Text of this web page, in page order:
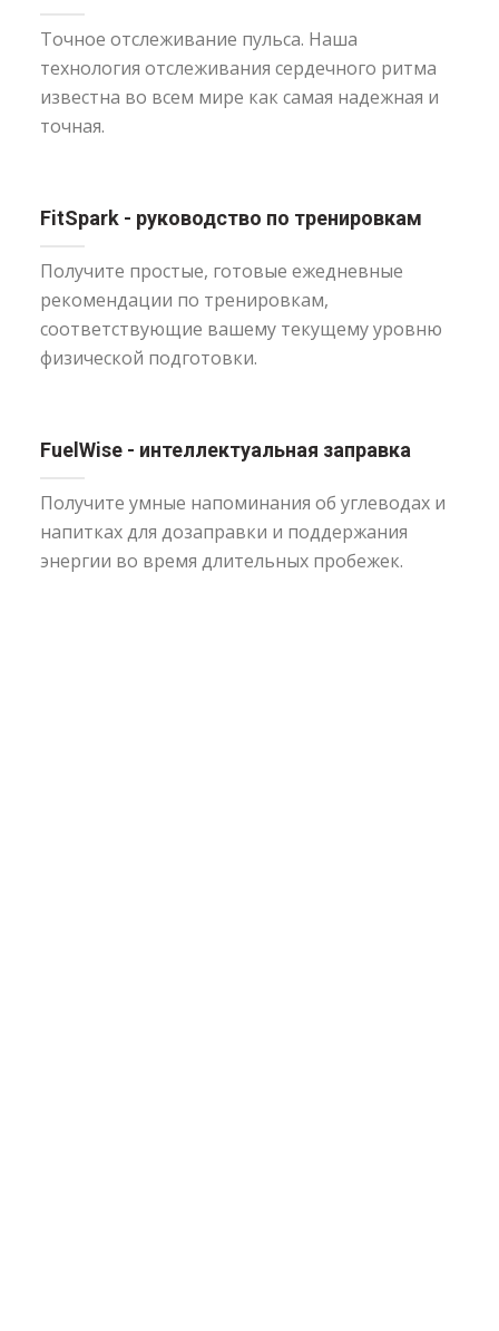
Точное отслеживание пульса. Наша
технология отслеживания сердечного ритма
известна во всем мире как самая надежная и
точная.
FitSpark - руководство по тренировкам
Получите простые, готовые ежедневные
рекомендации по тренировкам,
соответствующие вашему текущему уровню
физической подготовки.
FuelWise - интеллектуальная заправка
Получите умные напоминания об углеводах и
напитках для дозаправки и поддержания
энергии во время длительных пробежек.